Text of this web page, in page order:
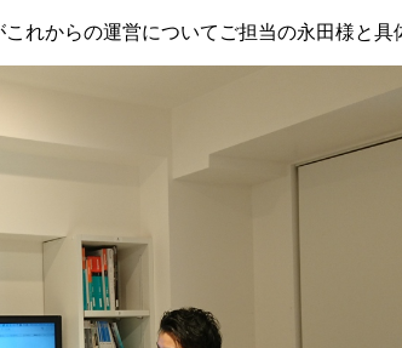
れからの運営についてご担当の永田様と具